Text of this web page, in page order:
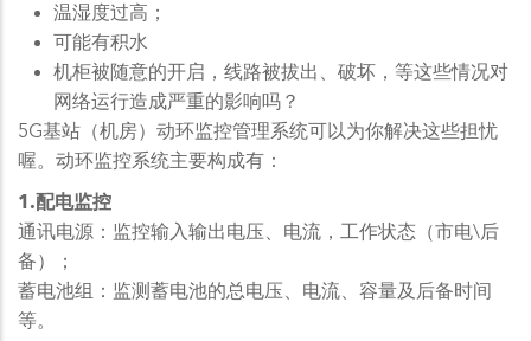
温湿度过高；
可能有积水
机柜被随意的开启，线路被拔出、破坏，等这些情况对
网络运行造成严重的影响吗？
5G基站（机房）动环监控管理系统可以为你解决这些担忧
喔。动环监控系统主要构成有：
1.配电监控
通讯电源：监控输入输出电压、电流，工作状态（市电\后
备）；
蓄电池组：监测蓄电池的总电压、电流、容量及后备时间
等。